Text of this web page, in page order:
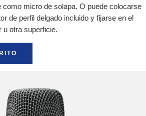
como micro de solapa. O puede colocarse
de perfil delgado incluido y fijarse en el
u otra superficie.